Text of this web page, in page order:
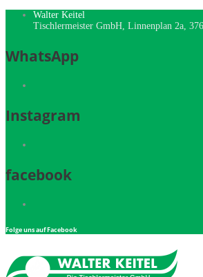
Walter Keitel
Tischlermeister GmbH, Linnenplan 2a,
WhatsApp
Instagram
facebook
Folge uns auf Facebook